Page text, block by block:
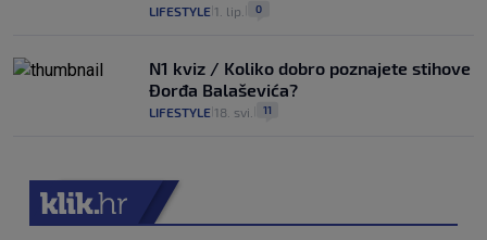
LIFESTYLE 1. lip. 0
N1 kviz / Koliko dobro poznajete stihove
Đorđa Balaševića?
LIFESTYLE 18. svi. 11